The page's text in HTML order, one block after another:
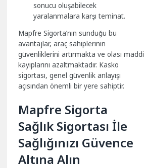
sonucu oluşabilecek
yaralanmalara karşı teminat.
Mapfre Sigorta’nın sunduğu bu
avantajlar, araç sahiplerinin
güvenliklerini artırmakta ve olası maddi
kayıplarını azaltmaktadır. Kasko
sigortası, genel güvenlik anlayışı
açısından önemli bir yere sahiptir.
Mapfre Sigorta
Sağlık Sigortası İle
Sağlığınızı Güvence
Altına Alın